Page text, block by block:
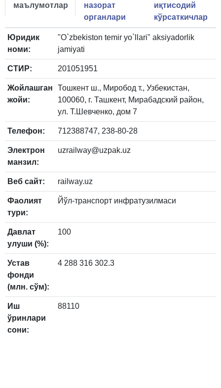
маълумотлар
назорат
органлари
иқтисодий
кўрсаткичлар
Юридик
номи:
"O`zbekiston temir yo`llari" aksiyadorlik
jamiyati
СТИР: 201051951
Жойлашган
жойи:
Тошкент ш., Миробод т., Узбекистан,
100060, г. Ташкент, Мирабадский район,
ул. Т.Шевченко, дом 7
Телефон: 712388747, 238-80-28
Электрон
манзил:
uzrailway@uzpak.uz
Веб сайт: railway.uz
Фаолият
тури:
Йўл-транспорт инфратузилмаси
Давлат
улуши (%):
100
Устав
фонди
(млн. сўм):
4 288 316 302.3
Иш
ўринлари
сони:
88110